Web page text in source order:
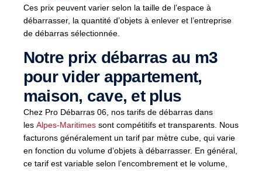
Ces prix peuvent varier selon la taille de l’espace à
débarrasser, la quantité d’objets à enlever et l’entreprise
de débarras sélectionnée.
Notre prix débarras au m3
pour vider appartement,
maison, cave, et plus
Chez Pro Débarras 06, nos tarifs de débarras dans
les Alpes-Maritimes sont compétitifs et transparents. Nous
facturons généralement un tarif par mètre cube, qui varie
en fonction du volume d’objets à débarrasser. En général,
ce tarif est variable selon l’encombrement et le volume,